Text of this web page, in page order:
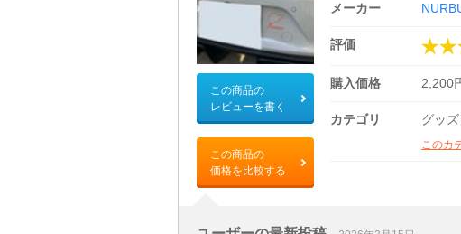
この商品の
レビューを書く
この商品の
価格を比較する
メーカー
評価
購入価格 2,200
カテゴリ グッ
このカ